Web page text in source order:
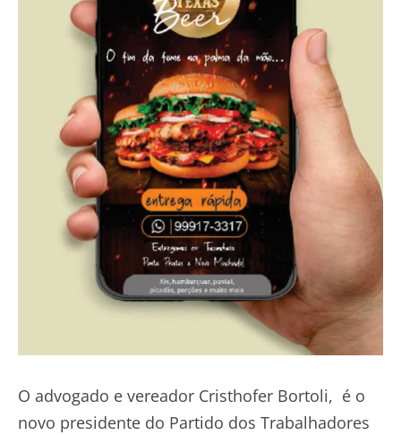
O advogado e vereador Cristhofer Bortoli, é o
novo presidente do Partido dos Trabalhadores